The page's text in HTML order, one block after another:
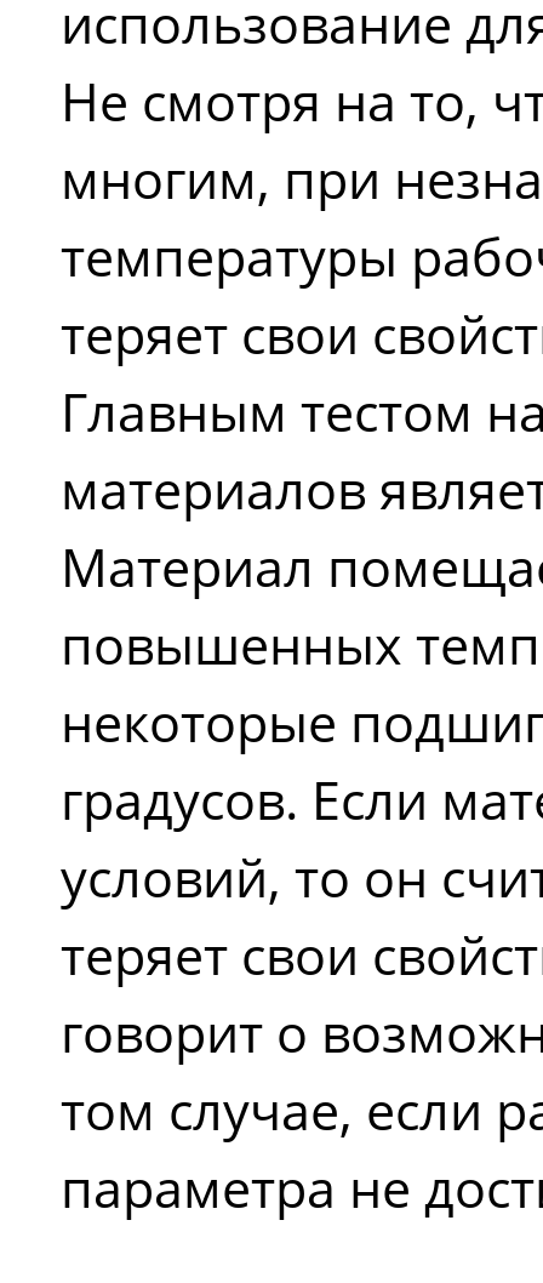
использование
Не смотря на то,
многим, при
температуры
теряет свои
Главным тестом
материалов
Материал
повышенных
некоторые
градусов. Если
условий, то он
теряет свои
говорит о
том случае, если
параметра не